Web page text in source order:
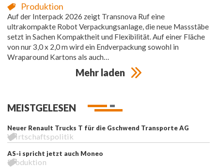
Produktion
Auf der Interpack 2026 zeigt Transnova Ruf eine
ultrakompakte Robot Verpackungsanlage, die neue Massstäbe
setzt in Sachen Kompaktheit und Flexibilität. Auf einer Fläche
von nur 3,0 x 2,0 m wird ein Endverpackung sowohl in
Wraparound Kartons als auch…
Mehr laden
MEISTGELESEN
Neuer Renault Trucks T für die Gschwend Transporte AG
Wirtschaftspolitik
AS-i spricht jetzt auch Moneo
Produktion